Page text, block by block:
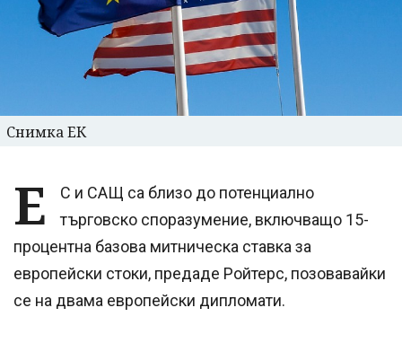
Снимка ЕК
Е
С и САЩ са близо до потенциално
търговско споразумение, включващо 15-
процентна базова митническа ставка за
европейски стоки, предаде Ройтерс, позовавайки
се на двама европейски дипломати.